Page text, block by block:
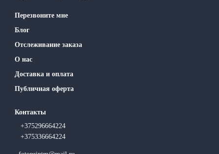
Перезвоните мне
Блог
Отслеживание заказа
О нас
Доставка и оплата
Публичная оферта
Контакты
+375296664224
+375336664224